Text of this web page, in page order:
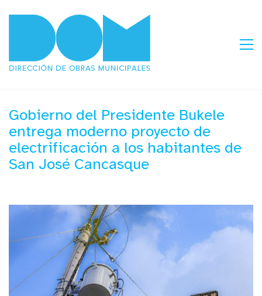
Gobierno del Presidente Bukele
entrega moderno proyecto de
electrificación a los habitantes de
San José Cancasque